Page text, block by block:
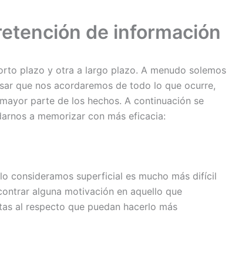
de información
plazo y otra a largo plazo. A menudo solemos
que nos acordaremos de todo lo que ocurre,
parte de los hechos. A continuación se
a memorizar con más eficacia:
consideramos superficial es mucho más difícil
alguna motivación en aquello que
al respecto que puedan hacerlo más